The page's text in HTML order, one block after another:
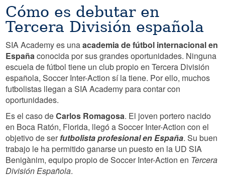
Cómo es debutar en
Tercera División española
SIA Academy es unaacademia de fútbol internacional en
Españaconocida por sus grandes oportunidades. Ninguna
escuela de fútbol tiene un club propio en Tercera División
española, Soccer Inter-Action sí la tiene. Por ello, muchos
futbolistas llegan a SIA Academy para contar con
oportunidades.
Es el caso deCarlos Romagosa. El joven portero nacido
en Boca Ratón, Florida, llegó a Soccer Inter-Action con el
objetivo de serfutbolista profesional en España. Su buen
trabajo le ha permitido ganarse un puesto en la UD SIA
Benigànim, equipo propio de Soccer Inter-Action en Tercera
División Española.